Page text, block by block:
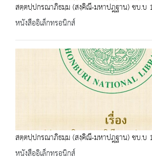
สตฺตปฺปกรณาภิธมฺม (สงฺคิณี-มหาปฎฺฐาน) ชบ.บ
หนังสืออิเล็กทรอนิกส์
สตฺตปฺปกรณาภิธมฺม (สงฺคิณี-มหาปฎฺฐาน) ชบ.บ
หนังสืออิเล็กทรอนิกส์